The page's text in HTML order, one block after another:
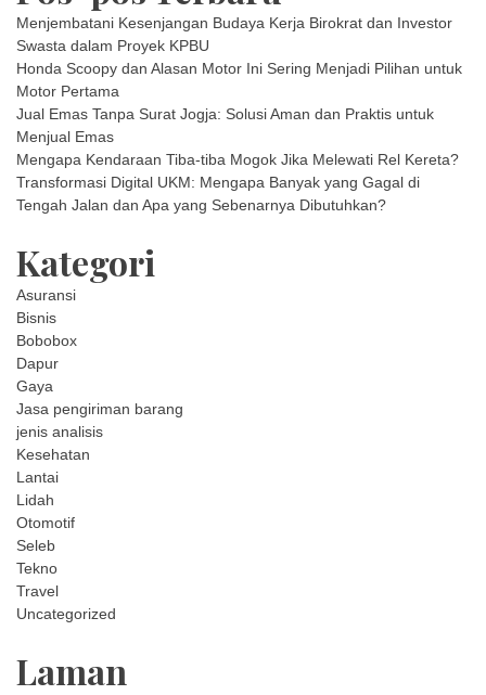
Menjembatani Kesenjangan Budaya Kerja Birokrat dan Investor
Swasta dalam Proyek KPBU
Honda Scoopy dan Alasan Motor Ini Sering Menjadi Pilihan untuk
Motor Pertama
Jual Emas Tanpa Surat Jogja: Solusi Aman dan Praktis untuk
Menjual Emas
Mengapa Kendaraan Tiba-tiba Mogok Jika Melewati Rel Kereta?
Transformasi Digital UKM: Mengapa Banyak yang Gagal di
Tengah Jalan dan Apa yang Sebenarnya Dibutuhkan?
Kategori
Asuransi
Bisnis
Bobobox
Dapur
Gaya
Jasa pengiriman barang
jenis analisis
Kesehatan
Lantai
Lidah
Otomotif
Seleb
Tekno
Travel
Uncategorized
Laman